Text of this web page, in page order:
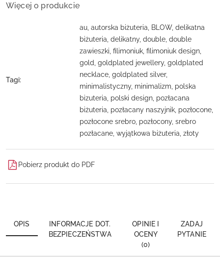
Więcej o produkcie
Tagi:
au, autorska biżuteria, BLOW, delikatna
biżuteria, delikatny, double, double
zawieszki, filimoniuk, filimoniuk design,
gold, goldplated jewellery, goldplated
necklace, goldplated silver,
minimalistyczny, minimalizm, polska
bizuteria, polski design, pozłacana
biżuteria, pozłacany naszyjnik, pozłocone,
pozłocone srebro, pozłocony, srebro
pozłacane, wyjątkowa biżuteria, złoty
Pobierz produkt do PDF
OPIS
INFORMACJE DOT.
BEZPIECZEŃSTWA
OPINIE I
OCENY
(0)
ZADAJ
PYTANIE